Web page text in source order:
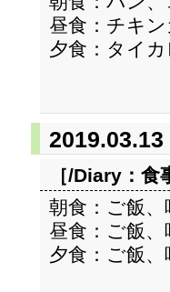
昼食：チキ
夕食：タイ
2019.03.13
［/Diary： 食
朝食：ご飯
昼食：ご飯
夕食：ご飯